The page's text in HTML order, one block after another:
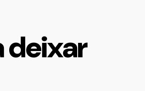
deixar